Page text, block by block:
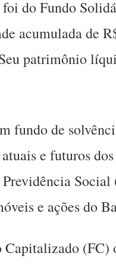
foi do Fundo
acumulada de
patrimônio
fundo de
e futuros
Social
e ações do
Capitalizado